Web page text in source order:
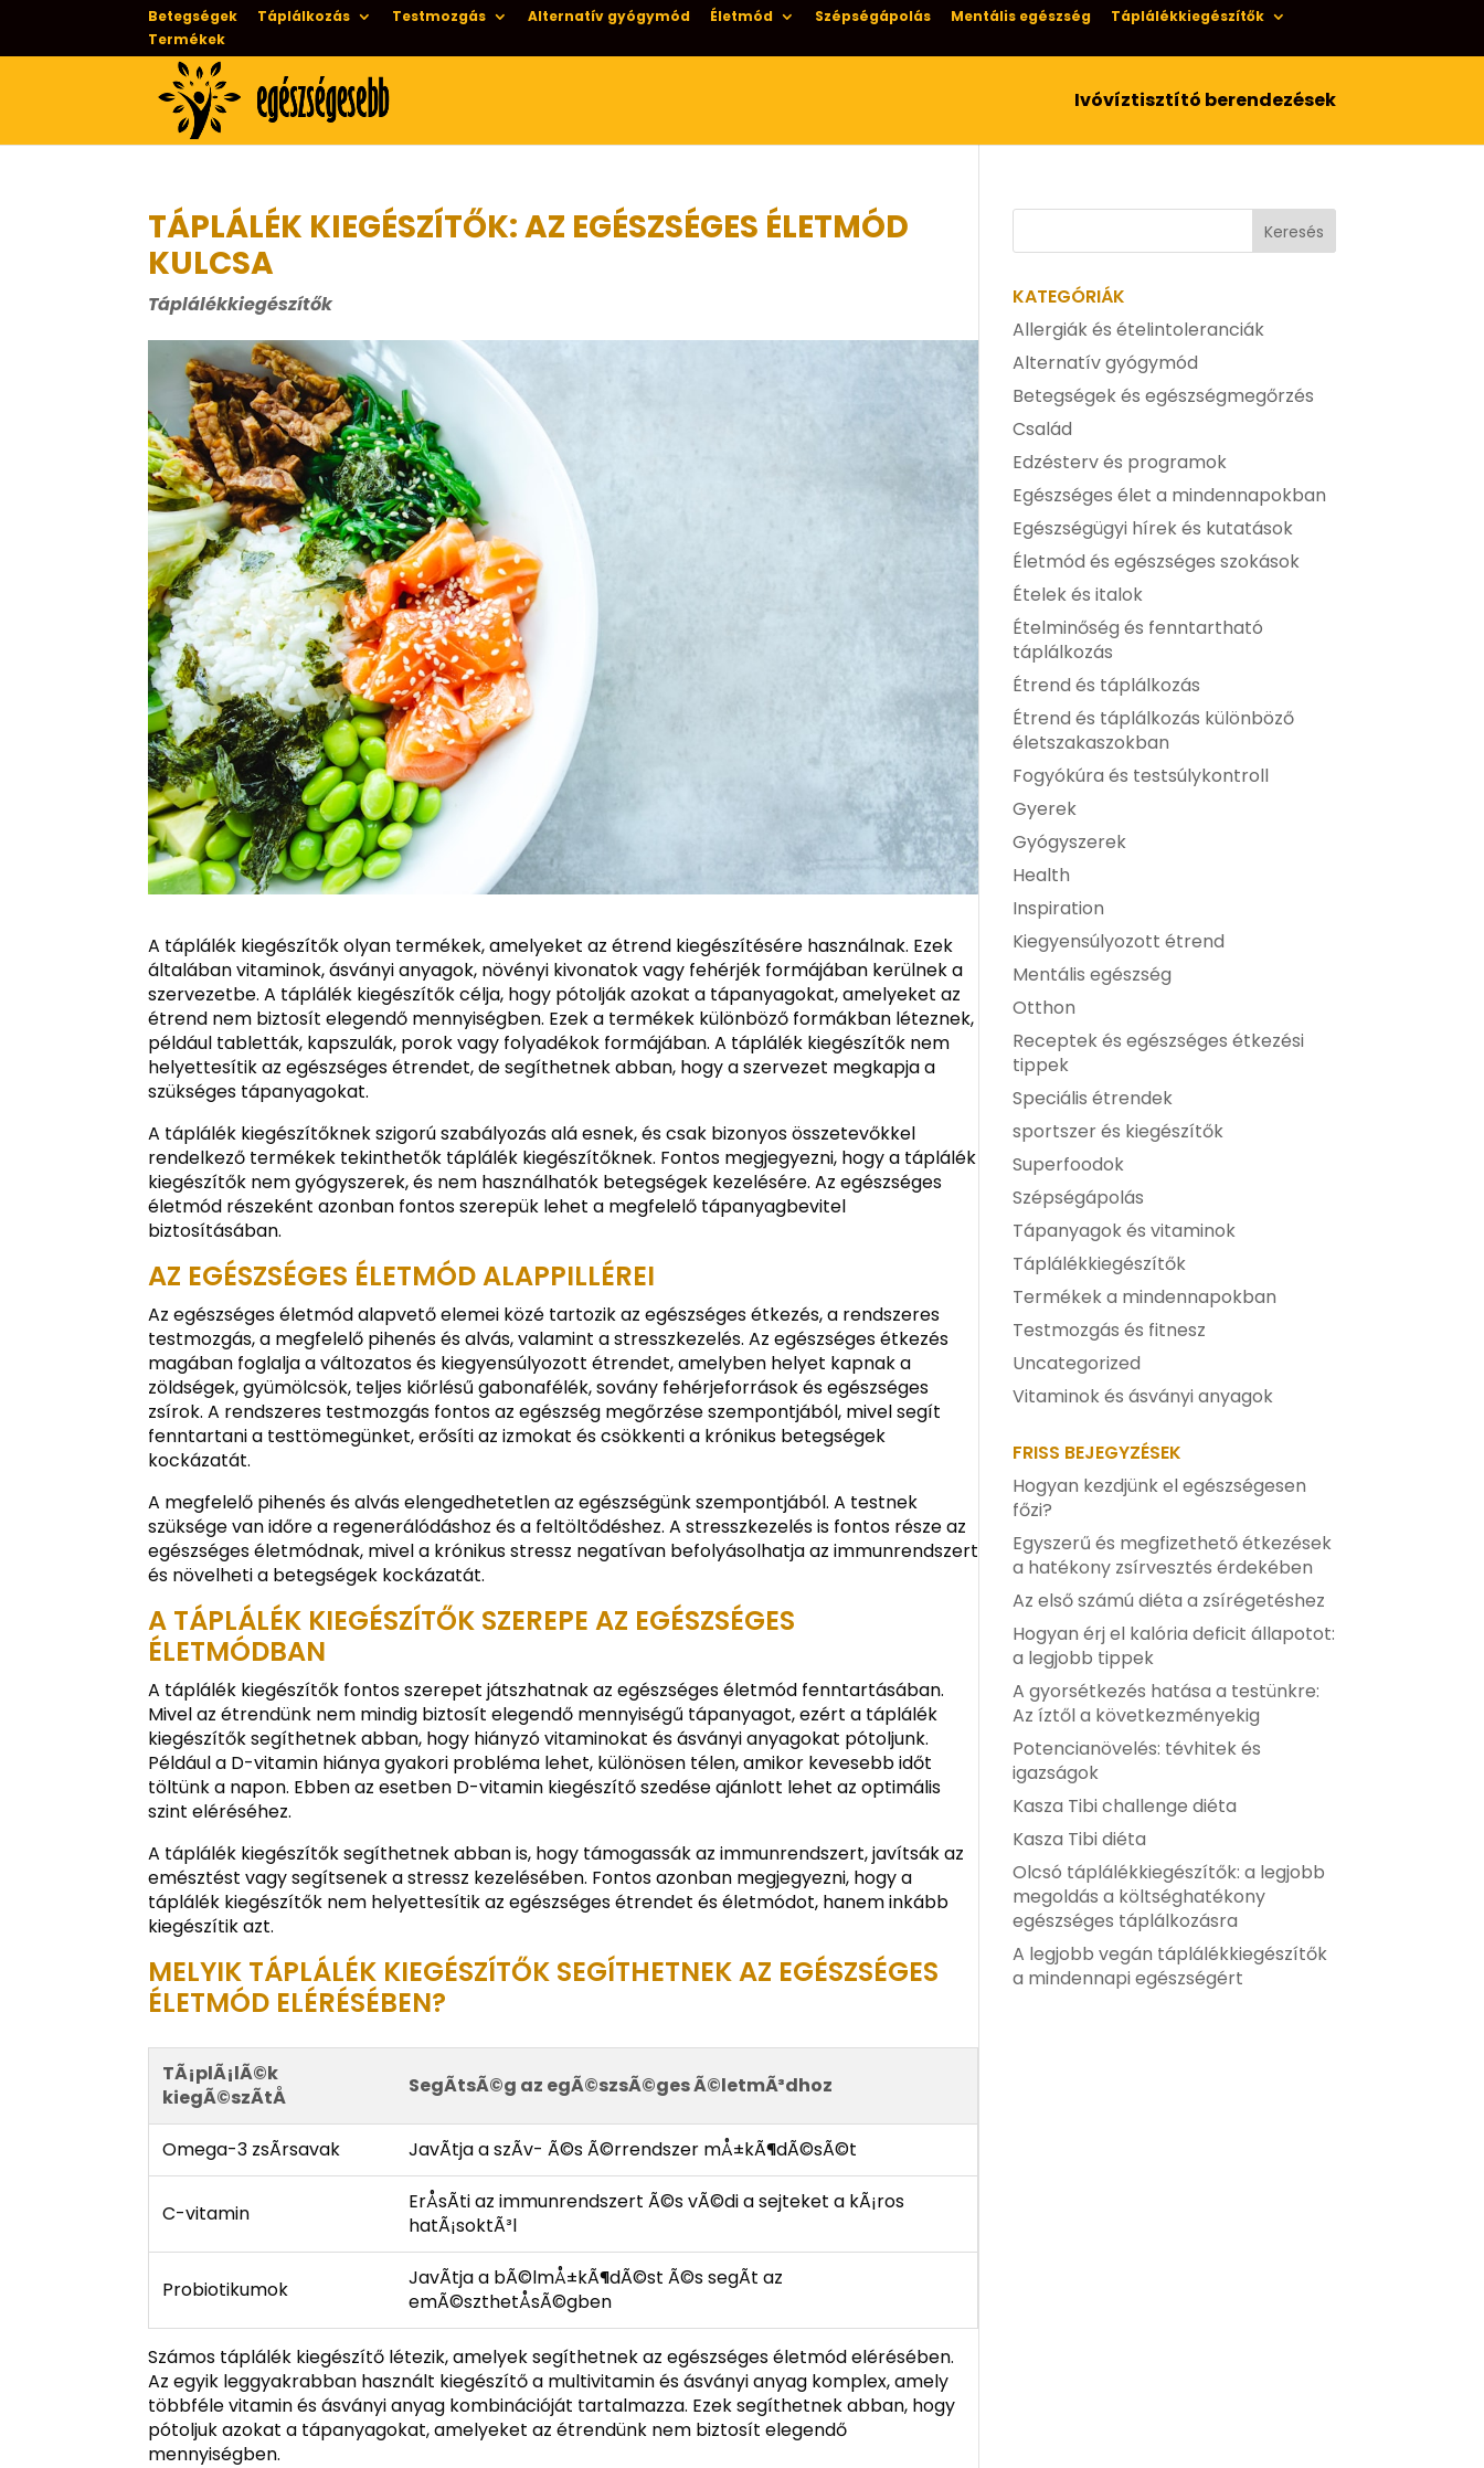
Betegségek Táplálkozás Testmozgás Alternatív gyógymód Életmód Szépségápolás Mentális egészség
Táplálékkiegészítők
Termékek
Ivóvíztisztító berendezések
TÁPLÁLÉK KIEGÉSZÍTŐK: AZ EGÉSZSÉGES ÉLETMÓD
KULCSA
Táplálékkiegészítők
A táplálék kiegészítők olyan termékek, amelyeket az étrend kiegészítésére használnak. Ezek
általában vitaminok, ásványi anyagok, növényi kivonatok vagy fehérjék formájában kerülnek a
szervezetbe. A táplálék kiegészítők célja, hogy pótolják azokat a tápanyagokat, amelyeket az
étrend nem biztosít elegendő mennyiségben. Ezek a termékek különböző formákban léteznek,
például tabletták, kapszulák, porok vagy folyadékok formájában. A táplálék kiegészítők nem
helyettesítik az egészséges étrendet, de segíthetnek abban, hogy a szervezet megkapja a
szükséges tápanyagokat.
A táplálék kiegészítőknek szigorú szabályozás alá esnek, és csak bizonyos összetevőkkel
rendelkező termékek tekinthetők táplálék kiegészítőknek. Fontos megjegyezni, hogy a táplálék
kiegészítők nem gyógyszerek, és nem használhatók betegségek kezelésére. Az egészséges
életmód részeként azonban fontos szerepük lehet a megfelelő tápanyagbevitel
biztosításában.
AZ EGÉSZSÉGES ÉLETMÓD ALAPPILLÉREI
Az egészséges életmód alapvető elemei közé tartozik az egészséges étkezés, a rendszeres
testmozgás, a megfelelő pihenés és alvás, valamint a stresszkezelés. Az egészséges étkezés
magában foglalja a változatos és kiegyensúlyozott étrendet, amelyben helyet kapnak a
zöldségek, gyümölcsök, teljes kiőrlésű gabonafélék, sovány fehérjeforrások és egészséges
zsírok. A rendszeres testmozgás fontos az egészség megőrzése szempontjából, mivel segít
fenntartani a testtömegünket, erősíti az izmokat és csökkenti a krónikus betegségek
kockázatát.
A megfelelő pihenés és alvás elengedhetetlen az egészségünk szempontjából. A testnek
szüksége van időre a regenerálódáshoz és a feltöltődéshez. A stresszkezelés is fontos része az
egészséges életmódnak, mivel a krónikus stressz negatívan befolyásolhatja az immunrendszert
és növelheti a betegségek kockázatát.
A TÁPLÁLÉK KIEGÉSZÍTŐK SZEREPE AZ EGÉSZSÉGES
ÉLETMÓDBAN
A táplálék kiegészítők fontos szerepet játszhatnak az egészséges életmód fenntartásában.
Mivel az étrendünk nem mindig biztosít elegendő mennyiségű tápanyagot, ezért a táplálék
kiegészítők segíthetnek abban, hogy hiányzó vitaminokat és ásványi anyagokat pótoljunk.
Például a D-vitamin hiánya gyakori probléma lehet, különösen télen, amikor kevesebb időt
töltünk a napon. Ebben az esetben D-vitamin kiegészítő szedése ajánlott lehet az optimális
szint eléréséhez.
A táplálék kiegészítők segíthetnek abban is, hogy támogassák az immunrendszert, javítsák az
emésztést vagy segítsenek a stressz kezelésében. Fontos azonban megjegyezni, hogy a
táplálék kiegészítők nem helyettesítik az egészséges étrendet és életmódot, hanem inkább
kiegészítik azt.
MELYIK TÁPLÁLÉK KIEGÉSZÍTŐK SEGÍTHETNEK AZ EGÉSZSÉGES
ÉLETMÓD ELÉRÉSÉBEN?
TÃ¡plÃ¡lÃ©k
kiegÃ©szÃ­tÅ
SegÃ­tsÃ©g az egÃ©szsÃ©ges Ã©letmÃ³dhoz
Omega-3 zsÃ­rsavak JavÃ­tja a szÃ­v- Ã©s Ã©rrendszer mÅ±kÃ¶dÃ©sÃ©t
C-vitamin
ErÅsÃ­ti az immunrendszert Ã©s vÃ©di a sejteket a kÃ¡ros
hatÃ¡soktÃ³l
Probiotikumok
JavÃ­tja a bÃ©lmÅ±kÃ¶dÃ©st Ã©s segÃ­t az
emÃ©szthetÅsÃ©gben
Számos táplálék kiegészítő létezik, amelyek segíthetnek az egészséges életmód elérésében.
Az egyik leggyakrabban használt kiegészítő a multivitamin és ásványi anyag komplex, amely
többféle vitamin és ásványi anyag kombinációját tartalmazza. Ezek segíthetnek abban, hogy
pótoljuk azokat a tápanyagokat, amelyeket az étrendünk nem biztosít elegendő
mennyiségben.
KATEGÓRIÁK
Allergiák és ételintoleranciák
Alternatív gyógymód
Betegségek és egészségmegőrzés
Család
Edzésterv és programok
Egészséges élet a mindennapokban
Egészségügyi hírek és kutatások
Életmód és egészséges szokások
Ételek és italok
Ételminőség és fenntartható
táplálkozás
Étrend és táplálkozás
Étrend és táplálkozás különböző
életszakaszokban
Fogyókúra és testsúlykontroll
Gyerek
Gyógyszerek
Health
Inspiration
Kiegyensúlyozott étrend
Mentális egészség
Otthon
Receptek és egészséges étkezési
tippek
Speciális étrendek
sportszer és kiegészítők
Superfoodok
Szépségápolás
Tápanyagok és vitaminok
Táplálékkiegészítők
Termékek a mindennapokban
Testmozgás és fitnesz
Uncategorized
Vitaminok és ásványi anyagok
FRISS BEJEGYZÉSEK
Hogyan kezdjünk el egészségesen
főzi?
Egyszerű és megfizethető étkezések
a hatékony zsírvesztés érdekében
Az első számú diéta a zsírégetéshez
Hogyan érj el kalória deficit állapotot:
a legjobb tippek
A gyorsétkezés hatása a testünkre:
Az íztől a következményekig
Potencianövelés: tévhitek és
igazságok
Kasza Tibi challenge diéta
Kasza Tibi diéta
Olcsó táplálékkiegészítők: a legjobb
megoldás a költséghatékony
egészséges táplálkozásra
A legjobb vegán táplálékkiegészítők
a mindennapi egészségért